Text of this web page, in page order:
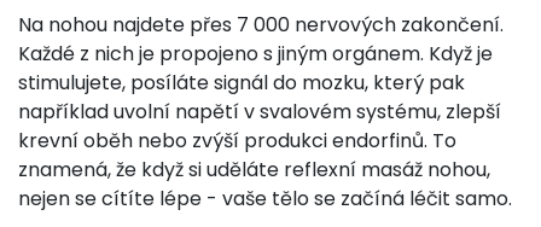
Na nohou najdete přes 7 000 nervových zakončení.
Každé z nich je propojeno s jiným orgánem. Když je
stimulujete, posíláte signál do mozku, který pak
například uvolní napětí v svalovém systému, zlepší
krevní oběh nebo zvýší produkci endorfinů. To
znamená, že když si uděláte reflexní masáž nohou,
nejen se cítíte lépe - vaše tělo se začíná léčit samo.